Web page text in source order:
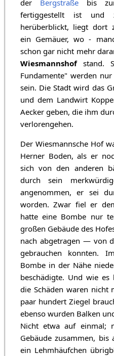
der Bergstraßebis
fertiggestellt ist und
herüberblickt, liegt dort
ein Gemäuer, wo -
schon gar nicht mehr
Wiesmannshofstand.
Fundamente" werden
sein. Die Stadt wird das
und dem Landwirt
Aecker geben, die ihm
verlorengehen.
Der Wiesmannsche Hof
Herner Boden, als er
sich von den anderen
durch sein
angenommen, er sei
worden. Zwar fiel er
hatte eine Bombe nur
großen Gebäude des
nach abgetragen — von
gebrauchen konnten.
Bombe in der Nähe
beschädigte. Und wie
die Schäden waren nicht
paar hundert Ziegel
ebenso wurden Balken
Nicht etwa auf einmal;
Gebäude zusammen,
ein Lehmhäufchen